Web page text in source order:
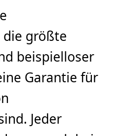
die größte
beispielloser
Garantie für
Jeder